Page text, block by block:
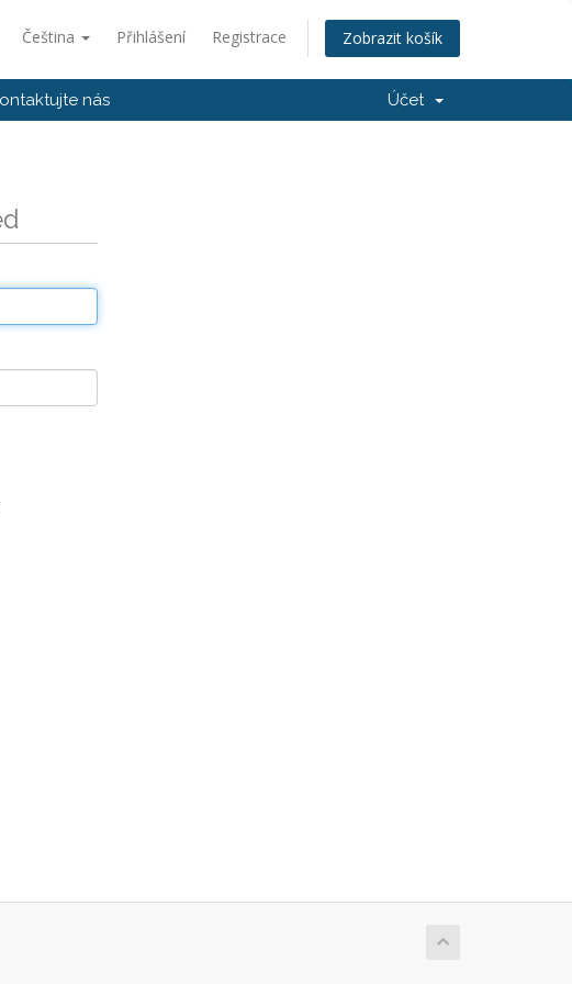
Čeština Přihlášení Registrace Zobrazit košík
nás Účet